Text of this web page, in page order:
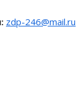
zdp-246@mail.ru